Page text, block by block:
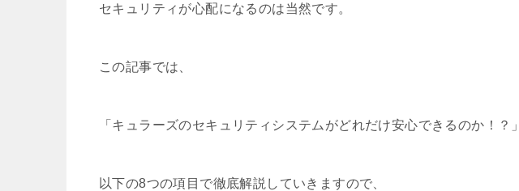
セキュリティが心配になるのは当然です。
この記事では、
「キュラーズのセキュリティシステムがどれだけ安心できるのか！？」
以下の8つの項目で徹底解説していきますので、